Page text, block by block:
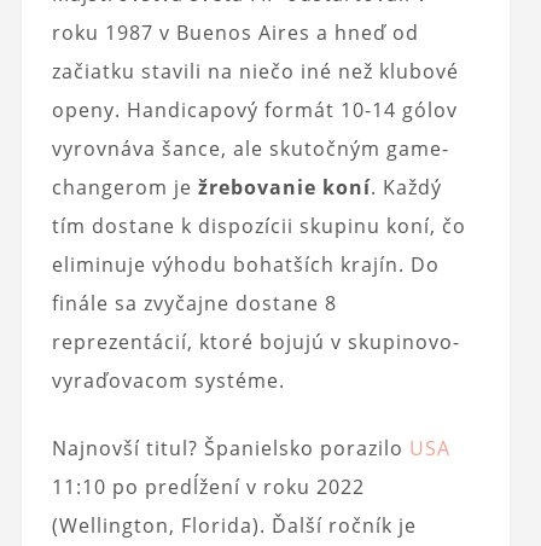
roku 1987 v Buenos Aires a hneď od
začiatku stavili na niečo iné než klubové
openy. Handicapový formát 10-14 gólov
vyrovnáva šance, ale skutočným game-
changerom je žrebovanie koní. Každý
tím dostane k dispozícii skupinu koní, čo
eliminuje výhodu bohatších krajín. Do
finále sa zvyčajne dostane 8
reprezentácií, ktoré bojujú v skupinovo-
vyraďovacom systéme.
Najnovší titul? Španielsko porazilo USA
11:10 po predĺžení v roku 2022
(Wellington, Florida). Ďalší ročník je